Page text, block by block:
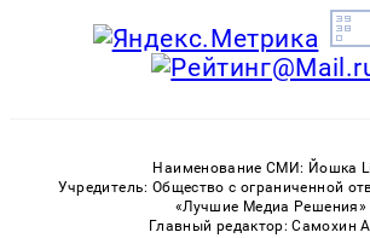
Наименование СМИ: Йошка
Учредитель: Общество с ограниченной
«Лучшие Медиа Решения»
Главный редактор: Самохин